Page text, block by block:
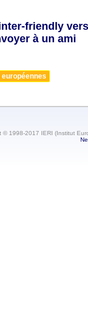
friendly
à un ami
© 1998-2017 IERI (Institut